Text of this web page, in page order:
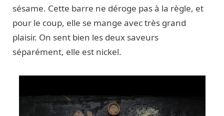
sésame. Cette barre ne déroge pas à la règle, et
pour le coup, elle se mange avec très grand
plaisir. On sent bien les deux saveurs
séparément, elle est nickel.